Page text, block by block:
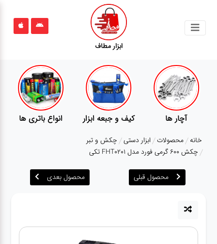
ابزار مطاف
محصولات
قوانین
سایت
درباره
کارواش
باتری ها پمپ تجهیزات کمپ
خانه محصولات ابزار دستی چکش و تبر
چکش 600 گرمی فورد مدل FHT0201 تکی
محصول قبلی محصول بعدی